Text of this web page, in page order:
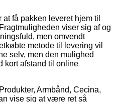
få pakken leveret hjem til
viser sig af og
men omvendt
metode til levering vil
selv, men den mulighed
kort afstand til online
Armbånd, Cecina,
vise sig at være ret så